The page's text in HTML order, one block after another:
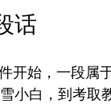
话
开始，一段属
小白，到考